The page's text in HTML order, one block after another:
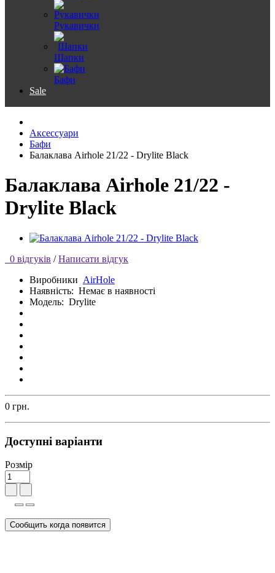
Рукавички
Шапки
Бафи
Sale
Аксессуари
Бафи
Балаклава Airhole 21/22 - Drylite Black
Балаклава Airhole 21/22 -
Drylite Black
0 відгуків / Написати відгук
Виробники AirHole
Наявність: Немає в наявності
Модель: Drylite
0 грн.
Доступні варіанти
Розмір
Сообщить когда появится